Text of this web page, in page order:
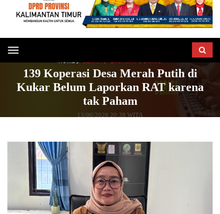
Toggle
navigation
139 Koperasi Desa Merah Putih di
Kukar Belum Laporkan RAT karena
tak Paham
13/06/2026 20:38 WITA